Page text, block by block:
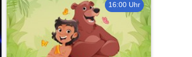
16:00 Uhr